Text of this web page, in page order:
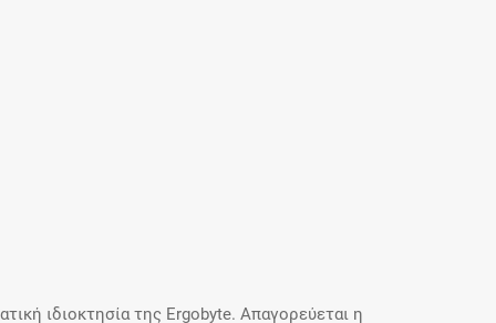
ιδιοκτησία της Ergobyte. Απαγορεύεται η